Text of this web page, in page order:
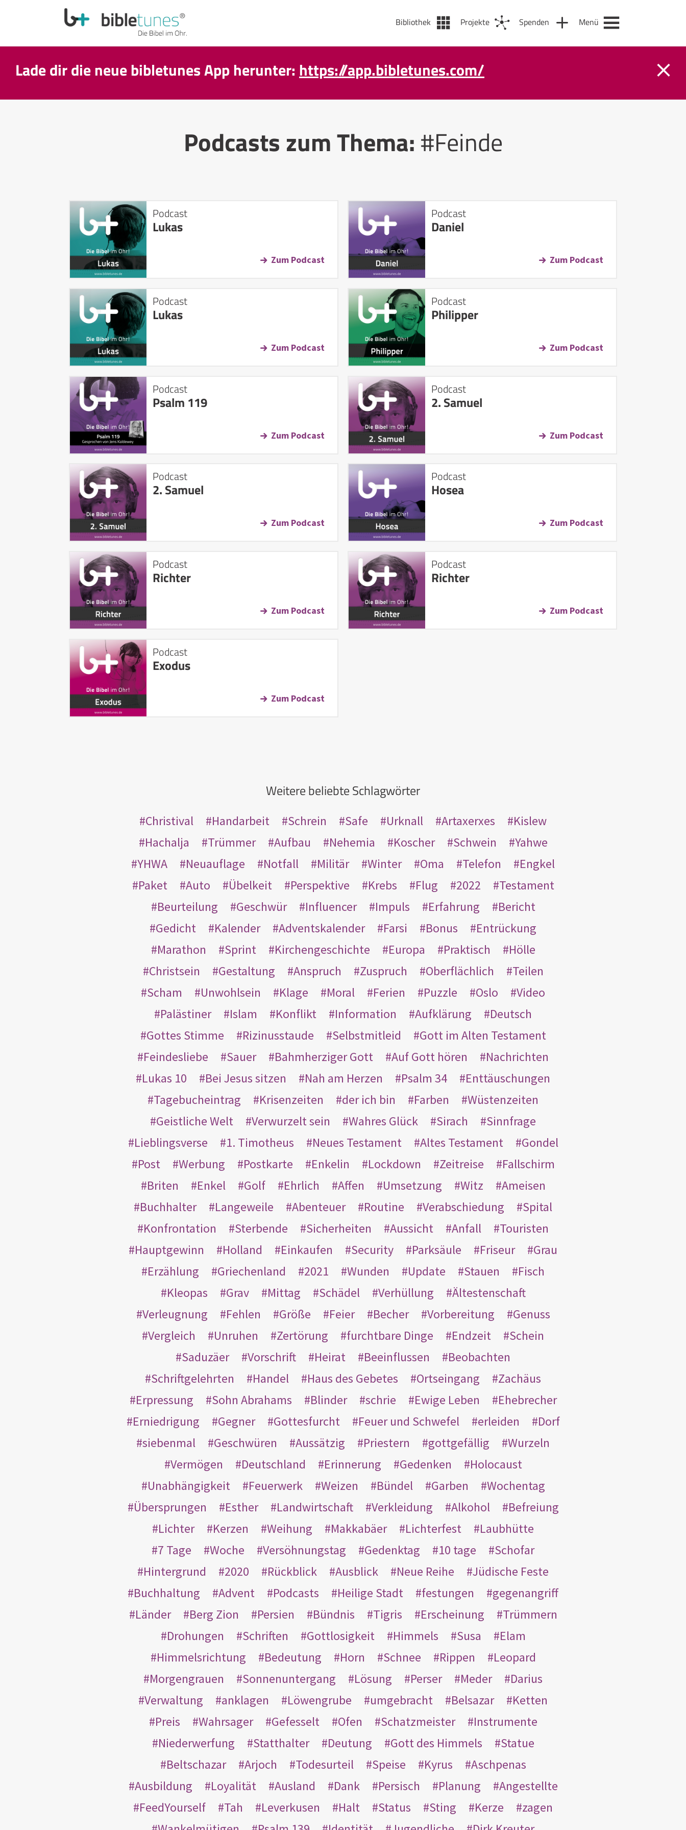
Bibliothek Projekte Spenden Menü
Lade dir die neue bibletunes App herunter: https://app.bibletunes.com/
Podcasts zum Thema:#Feinde
Podcast
Lukas
Zum Podcast
Podcast
Daniel
Zum Podcast
Podcast
Lukas
Zum Podcast
Podcast
Philipper
Zum Podcast
Podcast
Psalm 119
Zum Podcast
Podcast
2. Samuel
Zum Podcast
Podcast
2. Samuel
Zum Podcast
Podcast
Hosea
Zum Podcast
Podcast
Richter
Zum Podcast
Podcast
Richter
Zum Podcast
Podcast
Exodus
Zum Podcast
Weitere beliebte Schlagwörter
Christival Handarbeit Schrein Safe Urknall Artaxerxes
Kislew
Hachalja
Trümmer Aufbau Nehemia Koscher Schwein
Yahwe
YHWA
Neuauflage Notfall Militär Winter Oma Telefon
Engkel
Paket
Auto Übelkeit Perspektive Krebs Flug 2022
Testament
Beurteilung
Geschwür Influencer Impuls Erfahrung
Bericht
Gedicht
Kalender Adventskalender Farsi Bonus
Entrückung
Marathon
Sprint Kirchengeschichte Europa Praktisch
Hölle
Christsein
Gestaltung Anspruch Zuspruch Oberflächlich
Teilen
Scham
Unwohlsein Klage Moral Ferien Puzzle Oslo
Video
Palästiner
Islam Konflikt Information Aufklärung
Deutsch
Gottes Stimme
Rizinusstaude Selbstmitleid
Gott im Alten Testament
Feindesliebe
Sauer Bahmherziger Gott Auf Gott hören
Nachrichten
Lukas 10
Bei Jesus sitzen Nah am Herzen Psalm 34
Enttäuschungen
Tagebucheintrag
Krisenzeiten der ich bin Farben
Wüstenzeiten
Geistliche Welt
Verwurzelt sein Wahres Glück Sirach
Sinnfrage
Lieblingsverse
1. Timotheus Neues Testament Altes Testament
Gondel
Post
Werbung Postkarte Enkelin Lockdown Zeitreise
Fallschirm
Briten
Enkel Golf Ehrlich Affen Umsetzung Witz
Ameisen
Buchhalter
Langeweile Abenteuer Routine Verabschiedung
Spital
Konfrontation
Sterbende Sicherheiten Aussicht Anfall
Touristen
Hauptgewinn
Holland Einkaufen Security Parksäule Friseur
Grau
Erzählung
Griechenland 2021 Wunden Update Stauen
Fisch
Kleopas
Grav Mittag Schädel Verhüllung
Ältestenschaft
Verleugnung
Fehlen Größe Feier Becher Vorbereitung
Genuss
Vergleich
Unruhen Zertörung furchtbare Dinge Endzeit
Schein
Saduzäer
Vorschrift Heirat Beeinflussen
Beobachten
Schriftgelehrten
Handel Haus des Gebetes Ortseingang
Zachäus
Erpressung
Sohn Abrahams Blinder schrie Ewige Leben
Ehebrecher
Erniedrigung
Gegner Gottesfurcht Feuer und Schwefel erleiden
Dorf
siebenmal
Geschwüren Aussätzig Priestern gottgefällig
Wurzeln
Vermögen
Deutschland Erinnerung Gedenken
Holocaust
Unabhängigkeit
Feuerwerk Weizen Bündel Garben
Wochentag
Übersprungen
Esther Landwirtschaft Verkleidung Alkohol
Befreiung
Lichter
Kerzen Weihung Makkabäer Lichterfest
Laubhütte
7 Tage
Woche Versöhnungstag Gedenktag 10 tage
Schofar
Hintergrund
2020 Rückblick Ausblick Neue Reihe
Jüdische Feste
Buchhaltung
Advent Podcasts Heilige Stadt festungen
gegenangriff
Länder
Berg Zion Persien Bündnis Tigris Erscheinung
Trümmern
Drohungen
Schriften Gottlosigkeit Himmels Susa
Elam
Himmelsrichtung
Bedeutung Horn Schnee Rippen
Leopard
Morgengrauen
Sonnenuntergang Lösung Perser Meder
Darius
Verwaltung
anklagen Löwengrube umgebracht Belsazar
Ketten
Preis
Wahrsager Gefesselt Ofen Schatzmeister
Instrumente
Niederwerfung
Statthalter Deutung Gott des Himmels
Statue
Beltschazar
Arjoch Todesurteil Speise Kyrus
Aschpenas
Ausbildung
Loyalität Ausland Dank Persisch Planung
Angestellte
FeedYourself
Tah Leverkusen Halt Status Sting Kerze
zagen